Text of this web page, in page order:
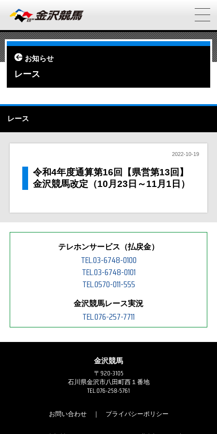
お知らせ
レース
レース
2022-10-19
令和4年度通算第16回【県営第13回】
金沢競馬改定（10月23日～11月1日）
テレホンサービス（払戻金）
TEL.03-6748-0100
TEL.03-6748-0101
TEL.0570-011-555
金沢競馬レース実況
TEL.076-257-7711
金沢競馬
〒920-3105
石川県金沢市八田町西１番地
TEL.076-258-5761
お問い合わせ｜ プライバシーポリシー